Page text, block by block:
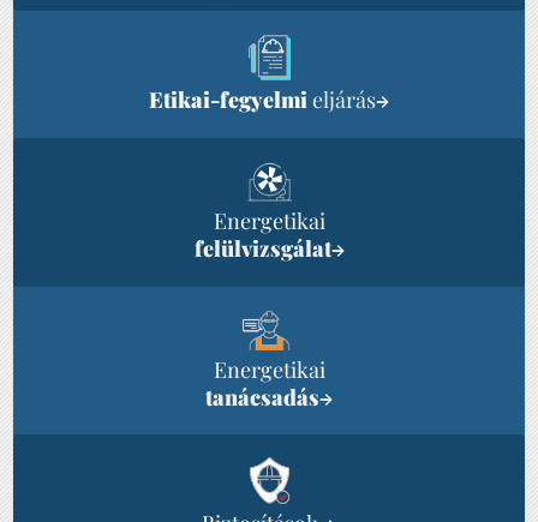
Etikai-fegyelmieljárás→
Energetikai
felülvizsgálat→
Energetikai
tanácsadás→